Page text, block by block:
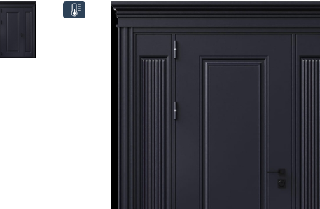
Двери с винилискожей
Коричневые двери